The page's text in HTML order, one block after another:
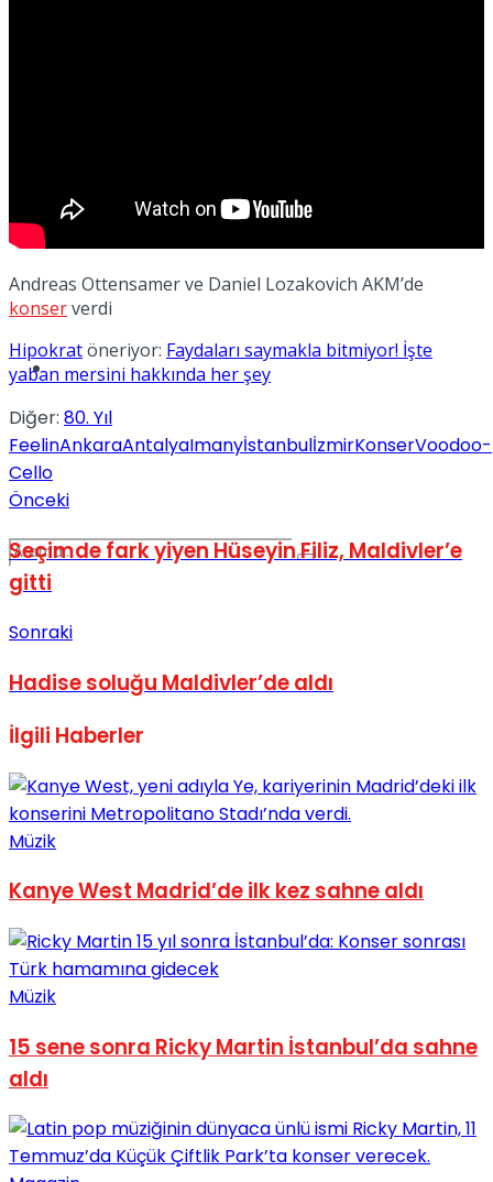
Spor
Podcast
View All Result
Andreas Ottensamer ve Daniel Lozakovich AKM’de
konserverdi
Hipokratöneriyor: Faydaları saymakla bitmiyor! İşte
yaban mersini hakkında her şey
Diğer: 80. Yıl
FeelinAnkaraAntalyaImanyİstanbulİzmirKonserVoodoo-
Cello
Önceki
Seçimde fark yiyen Hüseyin Filiz, Maldivler’e
gitti
Sonraki
Hadise soluğu Maldivler’de aldı
İlgili Haberler
Müzik
Kanye West Madrid’de ilk kez sahne aldı
Müzik
15 sene sonra Ricky Martin İstanbul’da sahne
aldı